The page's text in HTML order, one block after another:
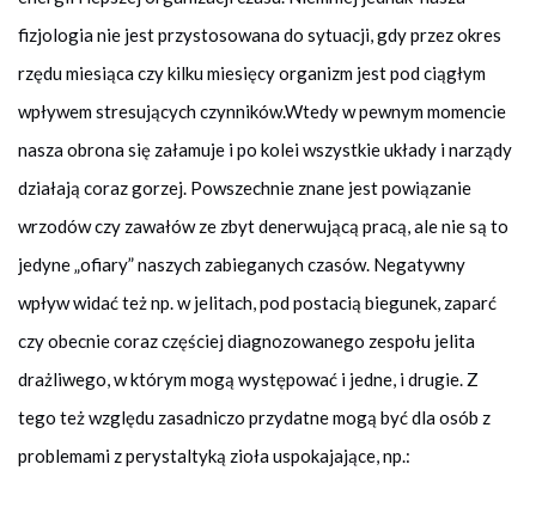
fizjologia nie jest przystosowana do sytuacji, gdy przez okres
rzędu miesiąca czy kilku miesięcy organizm jest pod ciągłym
wpływem stresujących czynników.Wtedy w pewnym momencie
nasza obrona się załamuje i po kolei wszystkie układy i narządy
działają coraz gorzej. Powszechnie znane jest powiązanie
wrzodów czy zawałów ze zbyt denerwującą pracą, ale nie są to
jedyne „ofiary” naszych zabieganych czasów. Negatywny
wpływ widać też np. w jelitach, pod postacią biegunek, zaparć
czy obecnie coraz częściej diagnozowanego zespołu jelita
drażliwego, w którym mogą występować i jedne, i drugie. Z
tego też względu zasadniczo przydatne mogą być dla osób z
problemami z perystaltyką zioła uspokajające, np.: